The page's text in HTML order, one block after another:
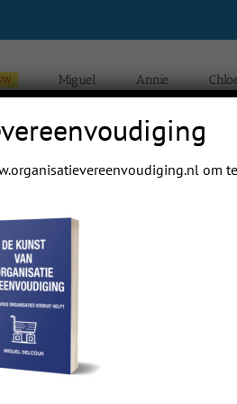
Miguel Annie
Home Blogs van Chloé Yip Hei Delcour Blogs
om